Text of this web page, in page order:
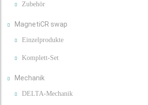
Zubehör
MagnetiCR swap
Einzelprodukte
Komplett-Set
Mechanik
DELTA-Mechanik